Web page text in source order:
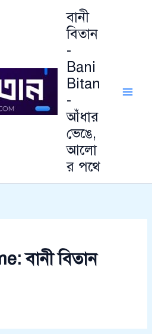
বানী
বিতান
-
Bani
Bitan
-
আঁধার
ভেঙে,
আলো
র পথে
বানী বিতান